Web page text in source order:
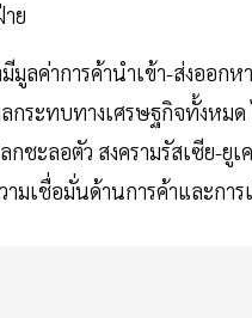
ย
ลค่าการค้านำเข้า-ส่งออก
ระทบทางเศรษฐกิจทั้งหมด
ชะลอตัว สงครามรัสเซีย-ยูเ
เชื่อมั่นด้านการค้าและการ